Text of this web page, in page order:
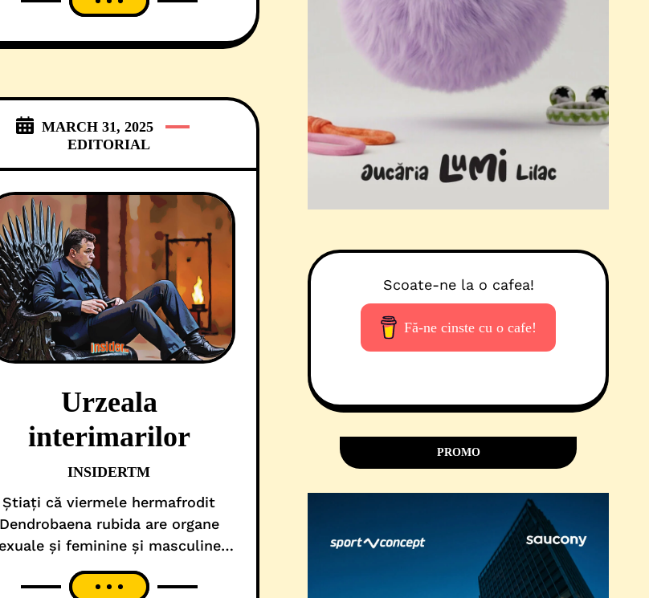
puțin la nivel de PNL, s-a luat
MARCH 31, 2025
EDITORIAL
Urzeala
interimarilor
INSIDERTM
Știați că viermele hermafrodit
Dendrobaena rubida are organe
și feminine și masculine?
În cazul în care nu găsește un
partener, se dedublează, astfel
Scoate-ne la o cafea!
Fă-ne cinste cu o cafe!
PROMO